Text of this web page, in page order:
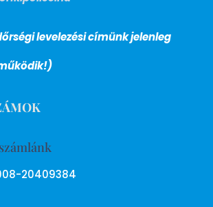
levelezési címünk jelenleg
20409384